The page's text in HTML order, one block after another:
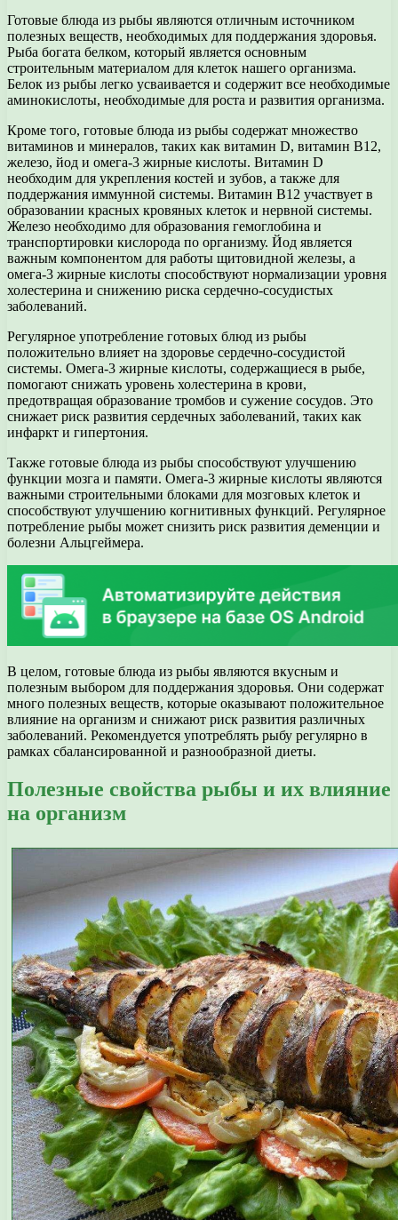
Готовые блюда из рыбы являются отличным источником
полезных веществ, необходимых для поддержания здоровья.
Рыба богата белком, который является основным
строительным материалом для клеток нашего организма.
Белок из рыбы легко усваивается и содержит все необходимые
аминокислоты, необходимые для роста и развития организма.
Кроме того, готовые блюда из рыбы содержат множество
витаминов и минералов, таких как витамин D, витамин В12,
железо, йод и омега-3 жирные кислоты. Витамин D
необходим для укрепления костей и зубов, а также для
поддержания иммунной системы. Витамин В12 участвует в
образовании красных кровяных клеток и нервной системы.
Железо необходимо для образования гемоглобина и
транспортировки кислорода по организму. Йод является
важным компонентом для работы щитовидной железы, а
омега-3 жирные кислоты способствуют нормализации уровня
холестерина и снижению риска сердечно-сосудистых
заболеваний.
Регулярное употребление готовых блюд из рыбы
положительно влияет на здоровье сердечно-сосудистой
системы. Омега-3 жирные кислоты, содержащиеся в рыбе,
помогают снижать уровень холестерина в крови,
предотвращая образование тромбов и сужение сосудов. Это
снижает риск развития сердечных заболеваний, таких как
инфаркт и гипертония.
Также готовые блюда из рыбы способствуют улучшению
функции мозга и памяти. Омега-3 жирные кислоты являются
важными строительными блоками для мозговых клеток и
способствуют улучшению когнитивных функций. Регулярное
потребление рыбы может снизить риск развития деменции и
болезни Альцгеймера.
В целом, готовые блюда из рыбы являются вкусным и
полезным выбором для поддержания здоровья. Они содержат
много полезных веществ, которые оказывают положительное
влияние на организм и снижают риск развития различных
заболеваний. Рекомендуется употреблять рыбу регулярно в
рамках сбалансированной и разнообразной диеты.
Полезные свойства рыбы и их влияние
на организм